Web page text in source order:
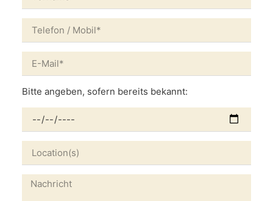
Bitte angeben, sofern bereits bekannt: